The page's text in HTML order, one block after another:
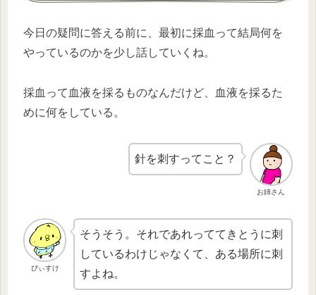
今日の疑問に答える前に、最初に採血って結局何を
やっているのかを少し話していくね。
採血って血液を採るものなんだけど、血液を採るた
めに何をしている。
お姉さん
針を刺すってこと？
ぴぃすけ
そうそう。それであれっててきとうに刺
しているわけじゃなくて、ある場所に刺
すよね。